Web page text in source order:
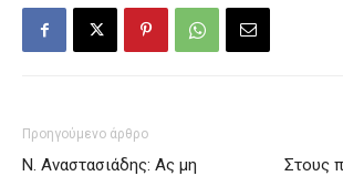
Προηγούμενο άρθρο
Ν. Αναστασιάδης: Ας μη
Στους